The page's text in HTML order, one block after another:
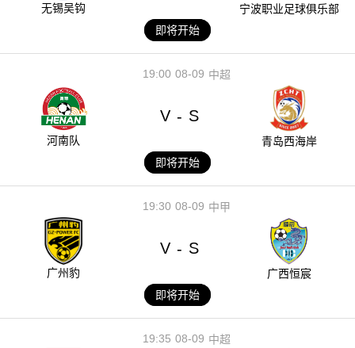
无锡吴钩
宁波职业足球俱乐部
即将开始
08-09
19:00 中超
河南队
V - S
青岛西海岸
即将开始
08-09
19:30 中甲
广州豹
V - S
广西恒宸
即将开始
08-09
19:35 中超